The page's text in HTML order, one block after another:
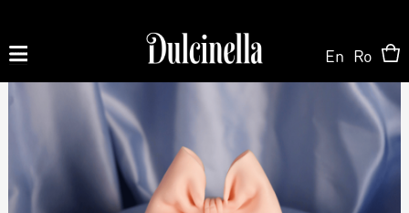
Produse la comandă:
062 10 02 11
На Заказ
En Ro